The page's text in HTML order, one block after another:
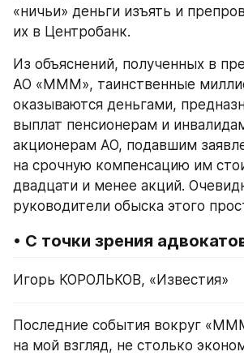
«ничьи» деньги изъять и
их в Центробанк.
Из объяснений, полученных в
АО «МММ», таинственные
оказываются деньгами,
выплат пенсионерам и
акционерам АО, подавшим
на срочную компенсацию им
двадцати и менее акций.
руководители обыска этого
• С точки зрения
Игорь КОРОЛЬКОВ, «Известия»
Последние события вокруг
на мой взгляд, не столько